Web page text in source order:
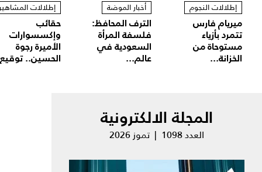
إطلالات النجوم
ميريام فارس
تتمرد بأزياء
مستوحاة من
الخزانة...
أخبار الموضة
الترف المحافظ:
فلسفة المرأة
السعودية في
عالم...
إطلالات
حقائب
وإكسسوارات
الأميرة رجوة
الحسين..
المجلة الالكترونية
العدد 1098 | تموز 2026